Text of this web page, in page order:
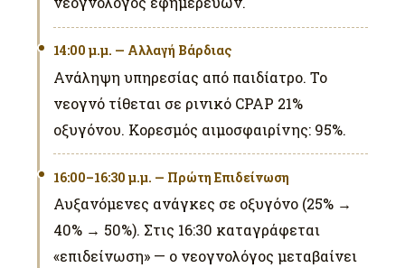
14:00 μ.μ. — Αλλαγή Βάρδιας
Ανάληψη υπηρεσίας από παιδίατρο. Το
νεογνό τίθεται σε ρινικό CPAP 21%
οξυγόνου. Κορεσμός αιμοσφαιρίνης: 95%.
16:00–16:30 μ.μ. — Πρώτη Επιδείνωση
Αυξανόμενες ανάγκες σε οξυγόνο (25% →
40% → 50%). Στις 16:30 καταγράφεται
«επιδείνωση» — ο νεογνολόγος μεταβαίνει